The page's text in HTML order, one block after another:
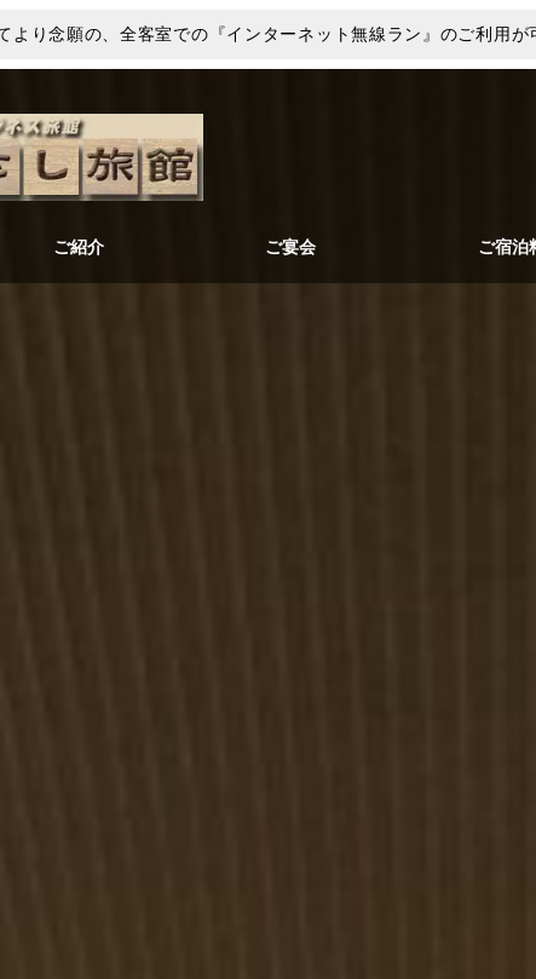
より念願の、全客室での『インターネット無線ラン』のご利用
ご紹介 ご宴会 ご宿泊